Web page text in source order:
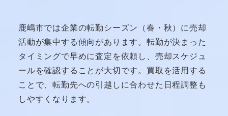
鹿嶋市では企業の転勤シーズン（春・秋）に売却
活動が集中する傾向があります。転勤が決まった
タイミングで早めに査定を依頼し、売却スケジュ
ールを確認することが大切です。買取を活用する
ことで、転勤先への引越しに合わせた日程調整も
しやすくなります。